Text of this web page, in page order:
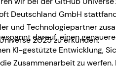
Deutschland GmbH
und Technologiepartner
2025 zu erkunden.
darauf, einen
KI-gestützte Entwicklung,
Zusammenarbeit zu